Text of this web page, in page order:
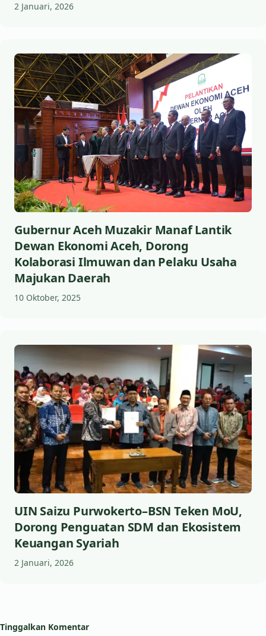
2 Januari, 2026
Gubernur Aceh Muzakir Manaf Lantik
Dewan Ekonomi Aceh, Dorong
Kolaborasi Ilmuwan dan Pelaku Usaha
Majukan Daerah
10 Oktober, 2025
UIN Saizu Purwokerto–BSN Teken MoU,
Dorong Penguatan SDM dan Ekosistem
Keuangan Syariah
2 Januari, 2026
Tinggalkan Komentar